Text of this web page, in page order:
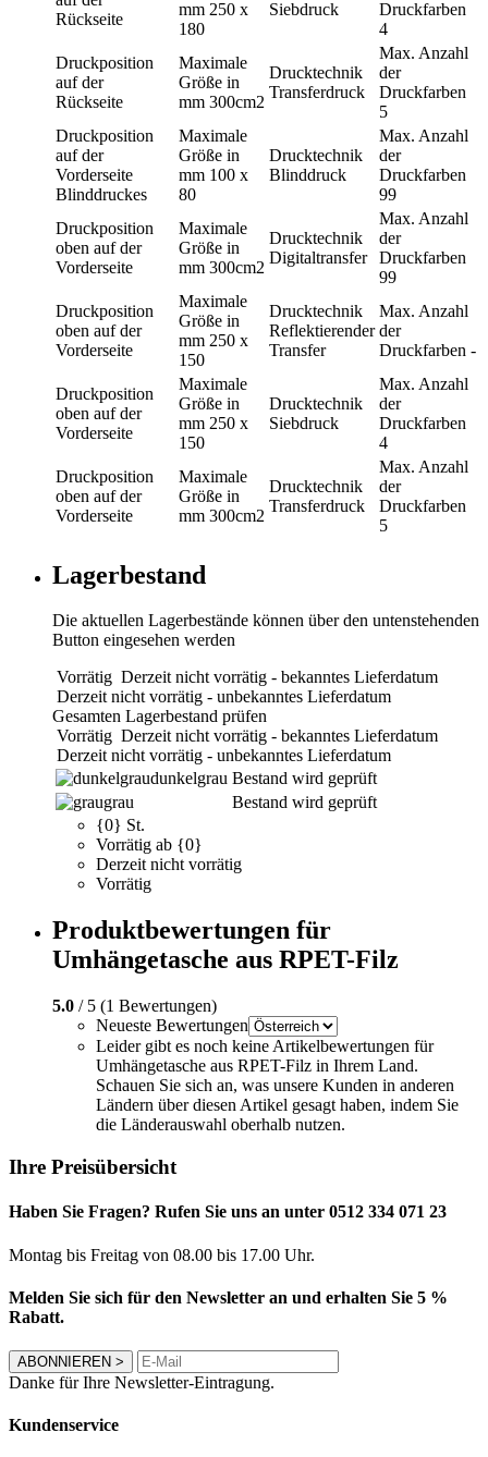
Rückseite
mm 250 x
180
Siebdruck
Druckfarben
4
Druckposition
auf der
Rückseite
Maximale
Größe in
mm 300cm2
Drucktechnik
Transferdruck
Max. Anzahl
der
Druckfarben
5
Druckposition
auf der
Vorderseite
Blinddruckes
Maximale
Größe in
mm 100 x
80
Drucktechnik
Blinddruck
Max. Anzahl
der
Druckfarben
99
Druckposition
oben auf der
Vorderseite
Maximale
Größe in
mm 300cm2
Drucktechnik
Digitaltransfer
Max. Anzahl
der
Druckfarben
99
Druckposition
oben auf der
Vorderseite
Maximale
Größe in
mm 250 x
150
Drucktechnik
Reflektierender
Transfer
Max. Anzahl
der
Druckfarben -
Druckposition
oben auf der
Vorderseite
Maximale
Größe in
mm 250 x
150
Drucktechnik
Siebdruck
Max. Anzahl
der
Druckfarben
4
Druckposition
oben auf der
Vorderseite
Maximale
Größe in
mm 300cm2
Drucktechnik
Transferdruck
Max. Anzahl
der
Druckfarben
5
Lagerbestand
Die aktuellen Lagerbestände können über den untenstehenden
Button eingesehen werden
Vorrätig Derzeit nicht vorrätig - bekanntes Lieferdatum
Derzeit nicht vorrätig - unbekanntes Lieferdatum
Gesamten Lagerbestand prüfen
Vorrätig Derzeit nicht vorrätig - bekanntes Lieferdatum
Derzeit nicht vorrätig - unbekanntes Lieferdatum
dunkelgrau Bestand wird geprüft
grau
Bestand wird geprüft
{0} St.
Vorrätig ab {0}
Derzeit nicht vorrätig
Vorrätig
Produktbewertungen für
Umhängetasche aus RPET-Filz
5.0 / 5 (1 Bewertungen)
Neueste Bewertungen
Leider gibt es noch keine Artikelbewertungen für
Umhängetasche aus RPET-Filz in Ihrem Land.
Schauen Sie sich an, was unsere Kunden in anderen
Ländern über diesen Artikel gesagt haben, indem Sie
die Länderauswahl oberhalb nutzen.
Ihre Preisübersicht
Haben Sie Fragen? Rufen Sie uns an unter 0512 334 071 23
Montag bis Freitag von 08.00 bis 17.00 Uhr.
Melden Sie sich für den Newsletter an und erhalten Sie 5 %
Rabatt.
ABONNIEREN >
Danke für Ihre Newsletter-Eintragung.
Kundenservice